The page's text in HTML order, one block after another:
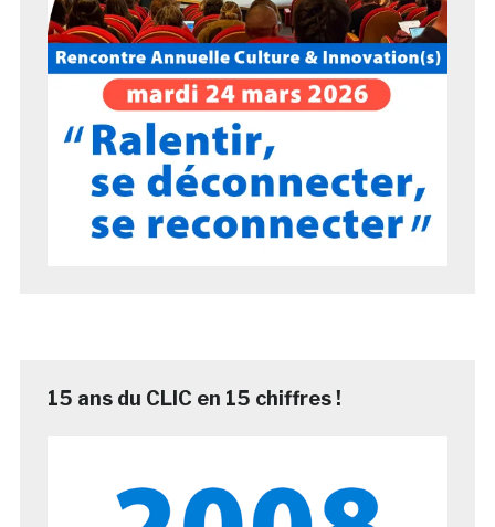
15 ans du CLIC en 15 chiffres !